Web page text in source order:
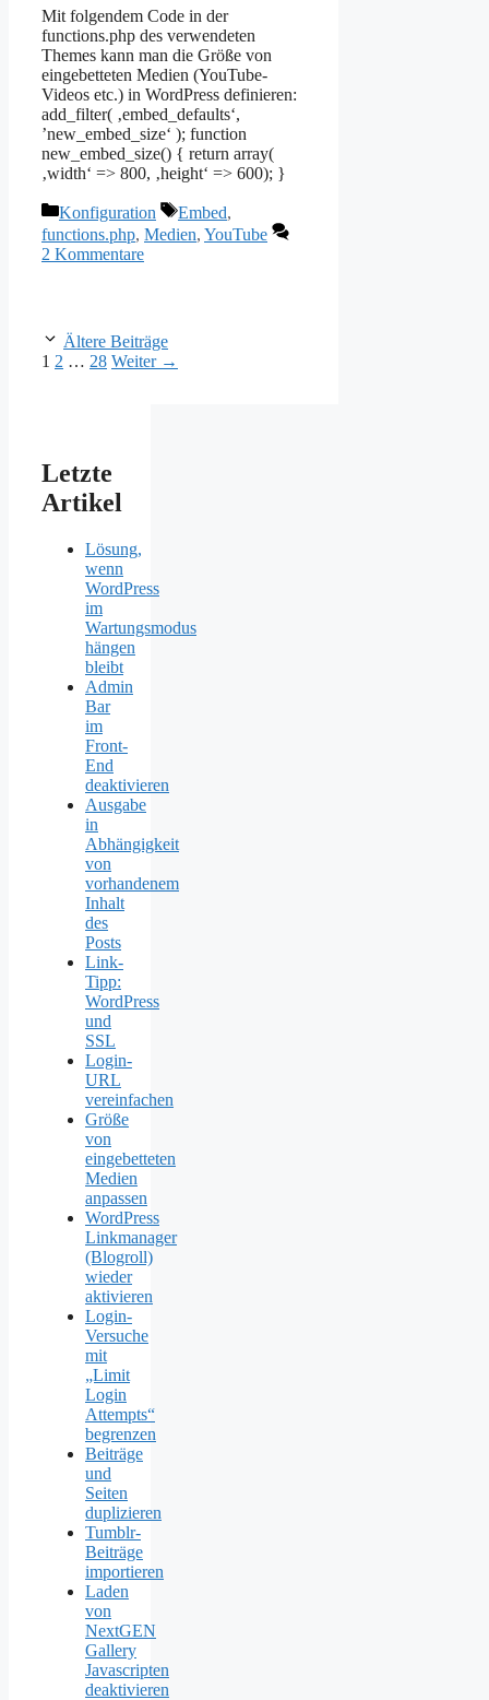
Mit folgendem Code in der
functions.php des verwendeten
Themes kann man die Größe von
eingebetteten Medien (YouTube-
Videos etc.) in WordPress definieren:
add_filter( ‚embed_defaults‘,
’new_embed_size‘ ); function
new_embed_size() { return array(
‚width‘ => 800, ‚height‘ => 600); }
Kategorien
Konfiguration Schlagwörter
Embed,
functions.php, Medien, YouTube
2 Kommentare
Ältere Beiträge
Seite
1 Seite
2 … Seite
28 Weiter →
Letzte
Artikel
Lösung,
wenn
WordPress
im
Wartungsmodus
hängen
bleibt
Admin
Bar
im
Front-
End
deaktivieren
Ausgabe
in
Abhängigkeit
von
vorhandenem
Inhalt
des
Posts
Link-
Tipp:
WordPress
und
SSL
Login-
URL
vereinfachen
Größe
von
eingebetteten
Medien
anpassen
WordPress
Linkmanager
(Blogroll)
wieder
aktivieren
Login-
Versuche
mit
„Limit
Login
Attempts“
begrenzen
Beiträge
und
Seiten
duplizieren
Tumblr-
Beiträge
importieren
Laden
von
NextGEN
Gallery
Javascripten
deaktivieren